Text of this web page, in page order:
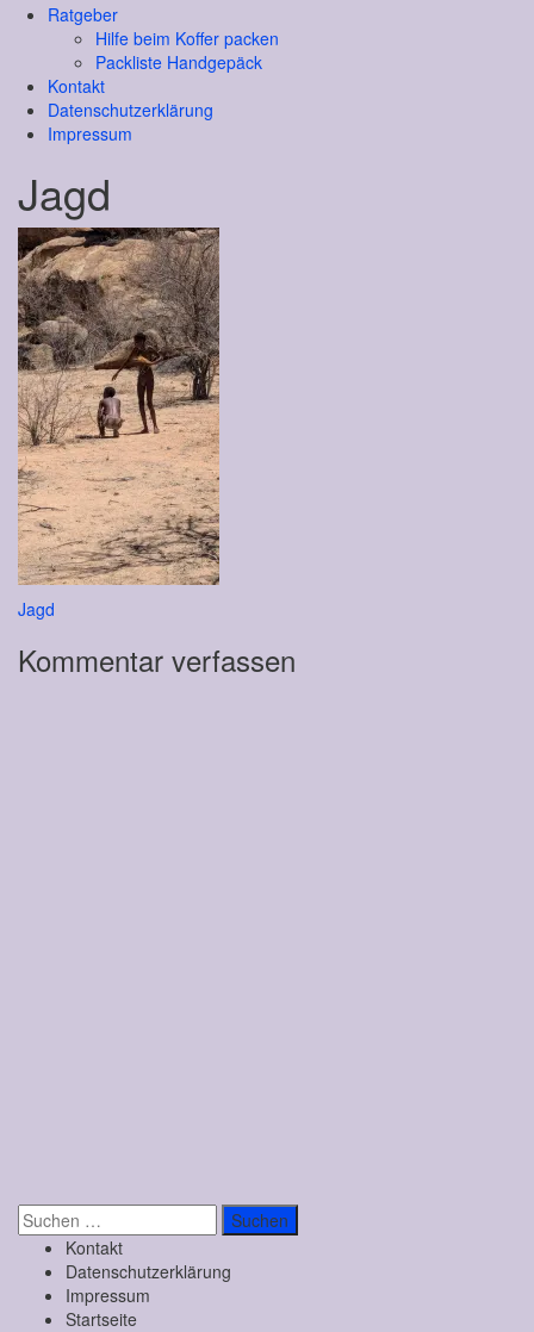
Ratgeber
Hilfe beim Koffer packen
Packliste Handgepäck
Kontakt
Datenschutzerklärung
Impressum
Jagd
Beitragsnavigation
Jagd
Kommentar verfassen
Suchen
nach: Kontakt
Datenschutzerklärung
Impressum
Startseite